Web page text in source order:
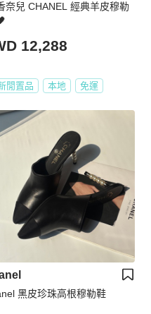
奈兒 CHANEL 經典羊皮穆勒
12,288
閒置品 本地 免運
黑皮珍珠高根穆勒鞋